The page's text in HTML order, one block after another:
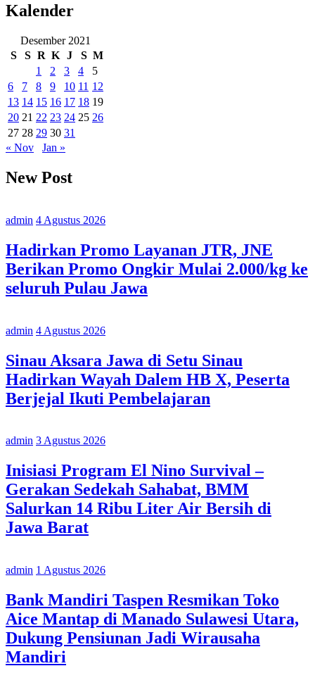
Kalender
Desember 2021
S
S R K J S M
1
2 3 4
5
6
7 8 9 10 11 12
13 14 15 16 17 18 19
20 21 22 23 24 25 26
27 28 29 30 31
« Nov
Jan »
New Post
admin 4 Agustus 2026
Hadirkan Promo Layanan JTR, JNE
Berikan Promo Ongkir Mulai 2.000/kg ke
seluruh Pulau Jawa
admin 4 Agustus 2026
Sinau Aksara Jawa di Setu Sinau
Hadirkan Wayah Dalem HB X, Peserta
Berjejal Ikuti Pembelajaran
admin 3 Agustus 2026
Inisiasi Program El Nino Survival –
Gerakan Sedekah Sahabat, BMM
Salurkan 14 Ribu Liter Air Bersih di
Jawa Barat
admin 1 Agustus 2026
Bank Mandiri Taspen Resmikan Toko
Aice Mantap di Manado Sulawesi Utara,
Dukung Pensiunan Jadi Wirausaha
Mandiri